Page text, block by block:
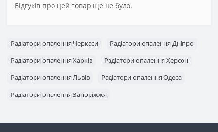
Відгуків про цей товар ще не було.
Радіатори опалення Черкаси
Радіатори опалення Дніпро
Радіатори опалення Харків
Радіатори опалення Херсон
Радіатори опалення Львів
Радіатори опалення Одеса
Радіатори опалення Запоріжжя